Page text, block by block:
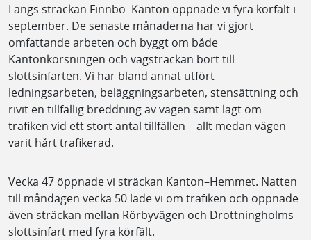
Längs sträckan Finnbo–Kanton öppnade vi fyra körfält i
september. De senaste månaderna har vi gjort
omfattande arbeten och byggt om både
Kantonkorsningen och vägsträckan bort till
slottsinfarten. Vi har bland annat utfört
ledningsarbeten, beläggningsarbeten, stensättning och
rivit en tillfällig breddning av vägen samt lagt om
trafiken vid ett stort antal tillfällen – allt medan vägen
varit hårt trafikerad.
Vecka 47 öppnade vi sträckan Kanton–Hemmet. Natten
till måndagen vecka 50 lade vi om trafiken och öppnade
även sträckan mellan Rörbyvägen och Drottningholms
slottsinfart med fyra körfält.